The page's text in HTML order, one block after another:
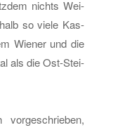
nichts Wei­
so viele Kas­
Wie­ner und die
als die Ost-Stei­